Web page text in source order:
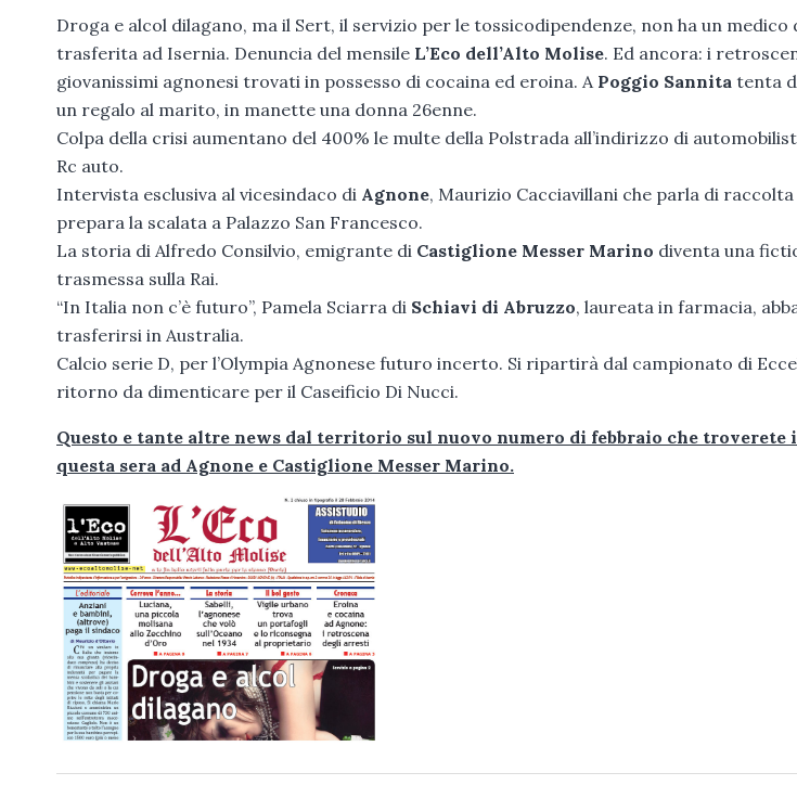
Droga e alcol dilagano, ma il Sert, il servizio per le tossicodipendenze, non ha un
trasferita ad Isernia. Denuncia del mensile L’Eco dell’Alto Molise. Ed ancora: i
giovanissimi agnonesi trovati in possesso di cocaina ed eroina. A Poggio Sannita tenta
un regalo al marito, in manette una donna 26enne.
Colpa della crisi aumentano del 400% le multe della Polstrada all’indirizzo di
Rc auto.
Intervista esclusiva al vicesindaco di Agnone, Maurizio Cacciavillani che parla di
prepara la scalata a Palazzo San Francesco.
La storia di Alfredo Consilvio, emigrante di Castiglione Messer Marino diventa una
trasmessa sulla Rai.
“In Italia non c’è futuro”, Pamela Sciarra di Schiavi di Abruzzo, laureata in farmacia,
trasferirsi in Australia.
Calcio serie D, per l’Olympia Agnonese futuro incerto. Si ripartirà dal campionato di
ritorno da dimenticare per il Caseificio Di Nucci.
Questo e tante altre news dal territorio sul nuovo numero di febbraio che troverete
questa sera ad Agnone e Castiglione Messer Marino.